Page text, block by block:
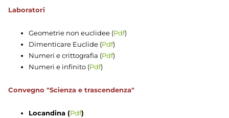
Laboratori
Geometrie non euclidee (Pdf)
Dimenticare Euclide (Pdf)
Numeri e crittografia (Pdf)
Numeri e infinito (Pdf)
Convegno "Scienza e trascendenza"
Locandina (Pdf)